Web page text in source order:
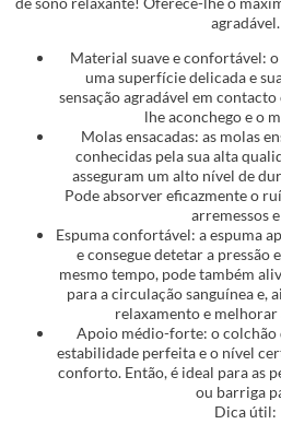
agradável.
Material suave e confortável:
uma superfície delicada e
sensação agradável em
lhe aconchego e o
Molas ensacadas: as molas
conhecidas pela sua alta
asseguram um alto nível de
Pode absorver eficazmente o
arremessos
Espuma confortável: a espuma
e consegue detetar a pressão
mesmo tempo, pode também
para a circulação sanguínea e,
relaxamento e
Apoio médio-forte: o colchão
estabilidade perfeita e o nível
conforto. Então, é ideal para as
ou barriga
Dica útil: